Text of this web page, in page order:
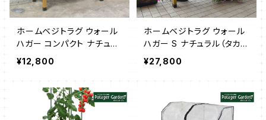
ホームベジトラグ ウォール
ハガー コンパクト ナチュラ
ル（タカショー）
¥12,800
ホームベジトラグ ウォール
ハガー S ナチュラル（タカシ
ョー）
¥27,800